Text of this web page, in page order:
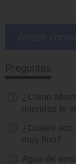
Preguntas
¿Cómo
mientras te
¿Cuáles son
muy fino?
Agua de